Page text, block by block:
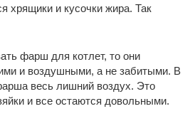
хрящики и кусочки жира. Так
фарш для котлет, то они
и воздушными, а не забитыми. В
весь лишний воздух. Это
и все остаются довольными.